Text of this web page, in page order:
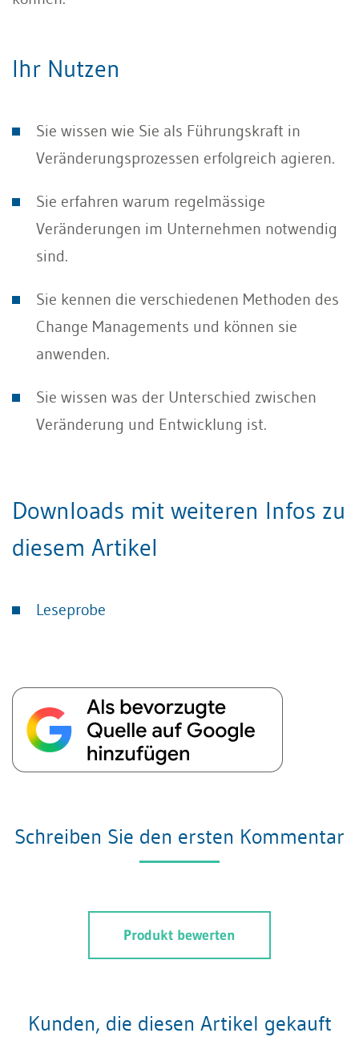
Ihr Nutzen
Sie wissen wie Sie als Führungskraft in
Veränderungsprozessen erfolgreich agieren.
Sie erfahren warum regelmässige
Veränderungen im Unternehmen notwendig
sind.
Sie kennen die verschiedenen Methoden des
Change Managements und können sie
anwenden.
Sie wissen was der Unterschied zwischen
Veränderung und Entwicklung ist.
Downloads mit weiteren Infos zu
diesem Artikel
Leseprobe
Schreiben Sie den ersten Kommentar
Produkt bewerten
Kunden, die diesen Artikel gekauft